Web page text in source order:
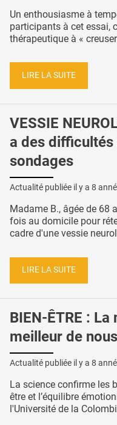
Un enthousiasme à
participants à cet essai,
thérapeutique à «
LIRE LA SUITE
VESSIE
a des difficultés
sondages
Actualité publiée il y a 8
Madame B., âgée de 68
fois au domicile pour
cadre d'une vessie
LIRE LA SUITE
BIEN-ÊTRE :
meilleur de
Actualité publiée il y a 8
La science confirme les
être et l’équilibre
l'Université de la